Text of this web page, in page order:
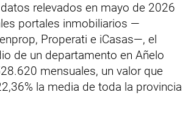
relevados en mayo de 2026
portales inmobiliarios —
Properati e iCasas—, el
de un departamento en Añelo
mensuales, un valor que
la media de toda la provincia